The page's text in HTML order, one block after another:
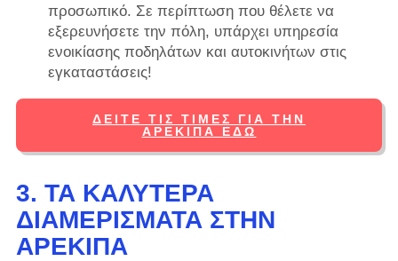
προσωπικό. Σε περίπτωση που θέλετε να
εξερευνήσετε την πόλη, υπάρχει υπηρεσία
ενοικίασης ποδηλάτων και αυτοκινήτων στις
εγκαταστάσεις!
ΔΕΊΤΕ ΤΙΣ ΤΙΜΈΣ ΓΙΑ ΤΗΝ
ΑΡΕΚΊΠΑ ΕΔΏ
3. ΤΑ ΚΑΛΎΤΕΡΑ
ΔΙΑΜΕΡΊΣΜΑΤΑ ΣΤΗΝ
ΑΡΕΚΊΠΑ